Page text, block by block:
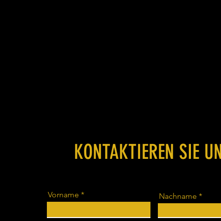
KONTAKTIEREN SIE
Vorname Nachname